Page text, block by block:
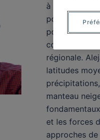
à l’échelle
portent sur
pour mieux
régionale.
latitudes
manteau
et les forces
approches